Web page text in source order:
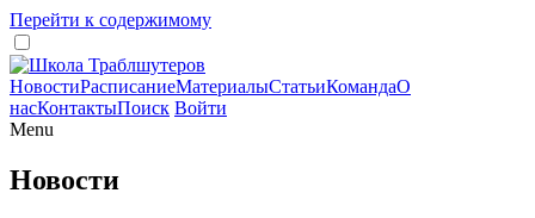
Перейти к содержимому
НовостиРасписаниеМатериалыСтатьиКомандаО
насКонтактыПоиск Войти
Menu
Новости